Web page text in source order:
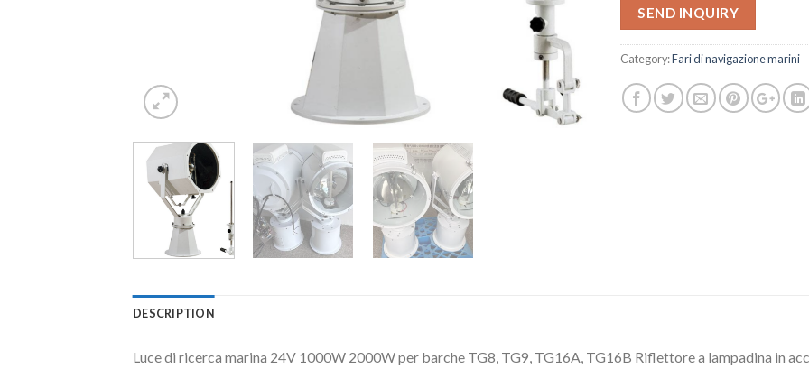
SEND INQUIRY
Category:Fari di navigazione marini
DESCRIPTION
Luce di ricerca marina 24V 1000W 2000W per barche TG8, TG9, TG16A, TG16B Riflettore a lampadina in